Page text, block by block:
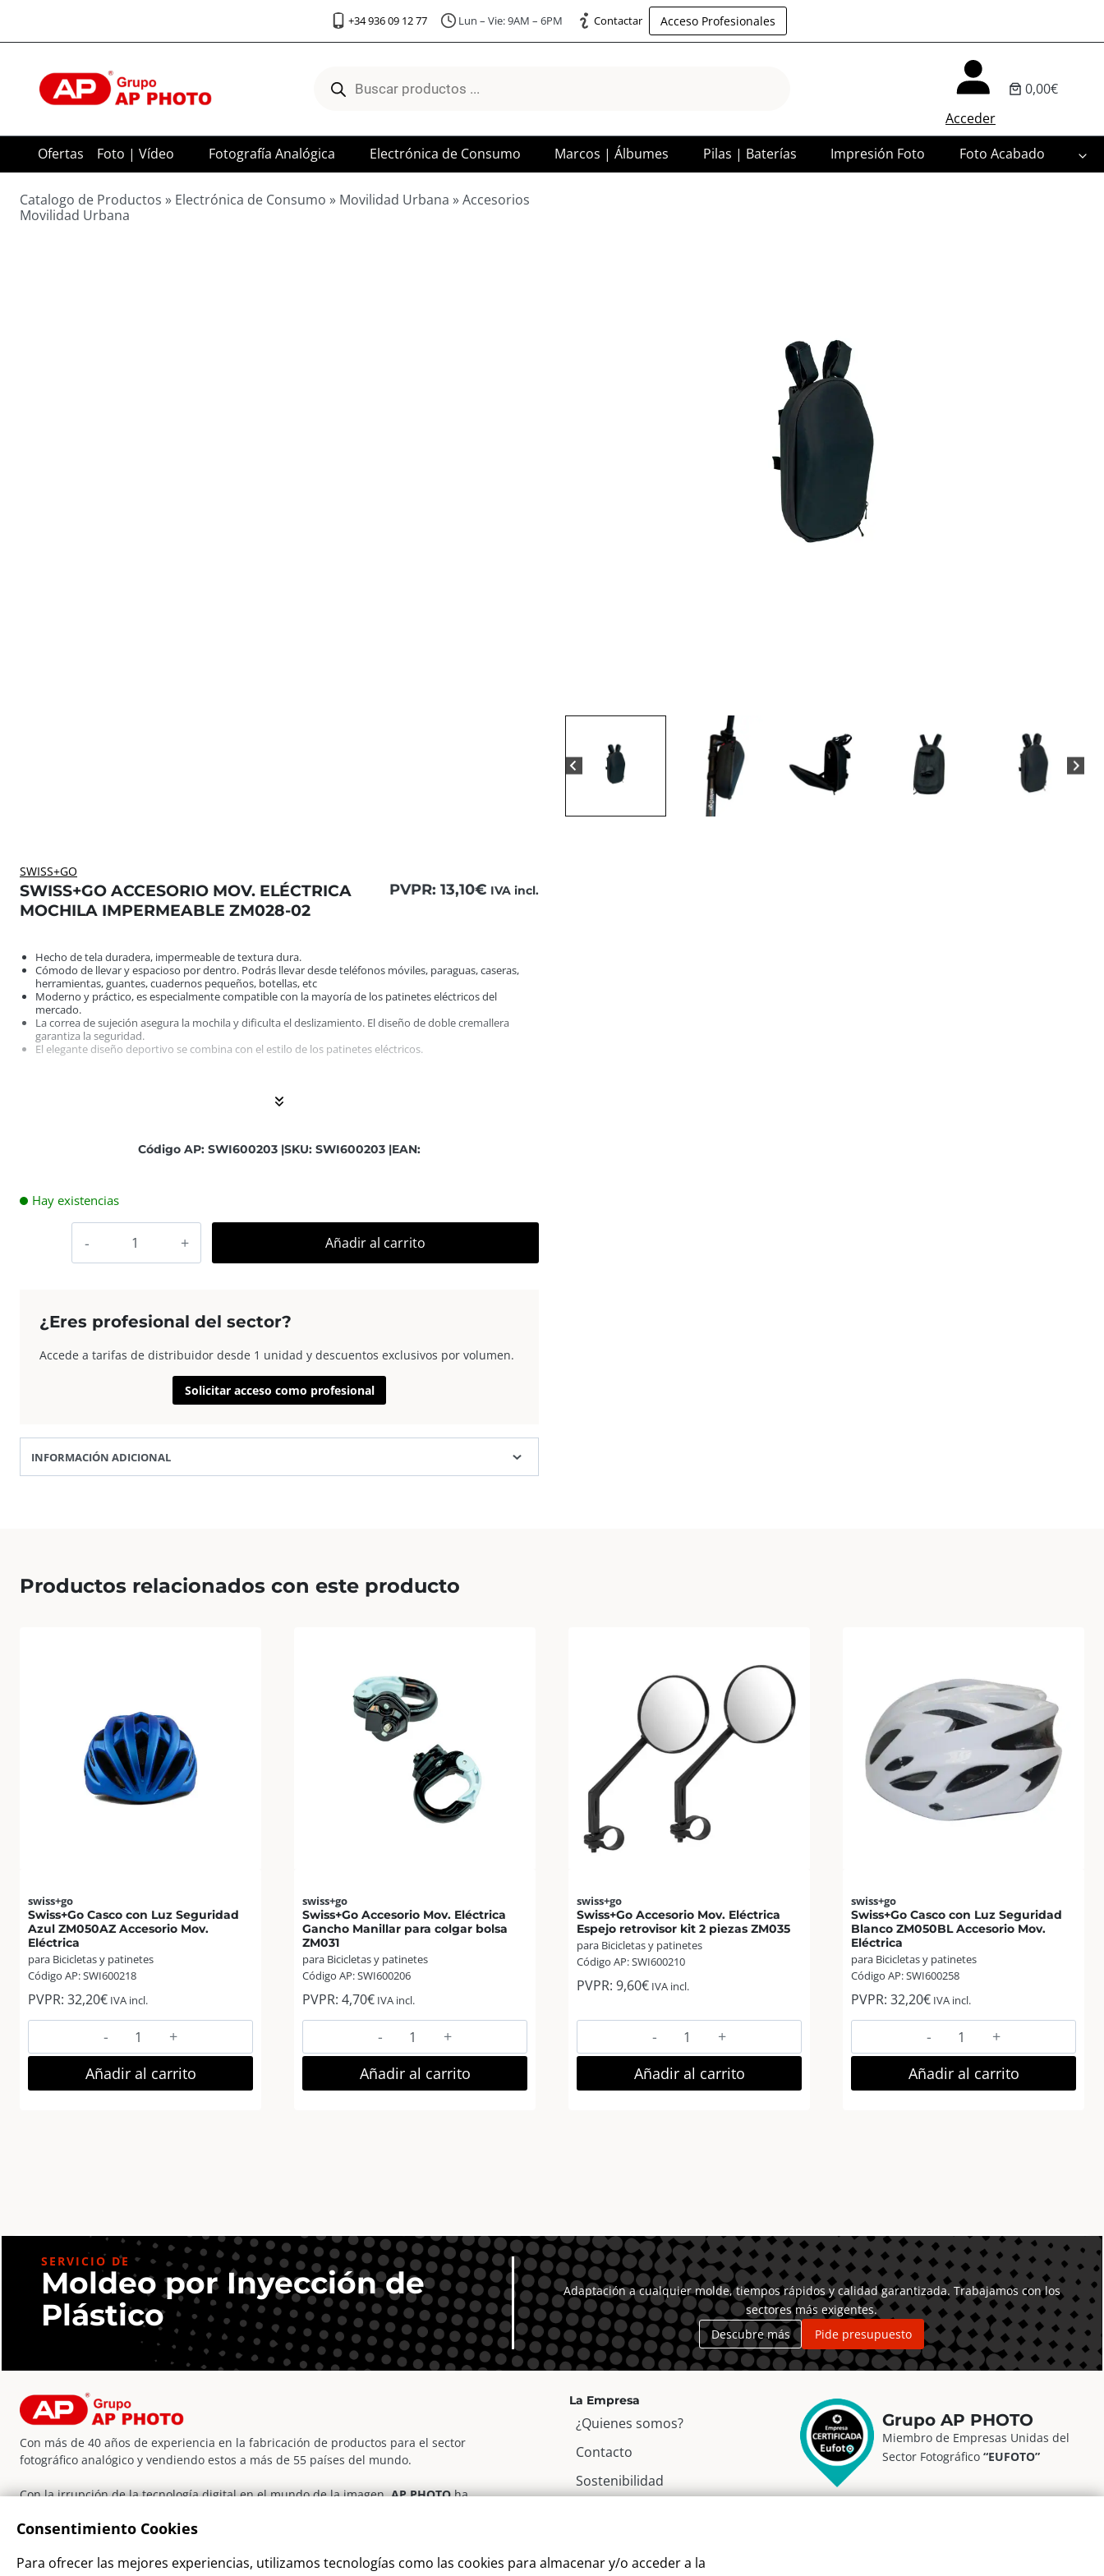
+34 936 09 12 77 Lun – Vie: 9AM – 6PM Contactar Acceso Profesionales
productos
Acceder
0,00€
Ofertas Foto | Vídeo Fotografía Analógica Electrónica de Consumo Marcos | Álbumes Pilas | Baterías Impresión Foto Foto Acabado
Catalogo de Productos » Electrónica de Consumo » Movilidad Urbana »Accesorios
Movilidad Urbana
SWISS+GO
SWISS+GO ACCESORIO MOV. ELÉCTRICA
MOCHILA IMPERMEABLE ZM028-02
PVPR: 13,10€ IVA incl.
Hecho de tela duradera, impermeable de textura dura. Cómodo de llevar y espacioso por dentro. Podrás llevar desde teléfonos móviles, paraguas, caseras, herramientas,
Hecho de tela duradera, impermeable de textura dura.
Cómodo de llevar y espacioso por dentro. Podrás llevar desde teléfonos móviles, paraguas, caseras,
herramientas, guantes, cuadernos pequeños, botellas, etc
Moderno y práctico, es especialmente compatible con la mayoría de los patinetes eléctricos del
mercado.
La correa de sujeción asegura la mochila y dificulta el deslizamiento. El diseño de doble cremallera
garantiza la seguridad.
El elegante diseño deportivo se combina con el estilo de los patinetes eléctricos.
Código AP: SWI600203 |SKU: SWI600203 |EAN:
Hay existencias
Mochila
Impermeable
ZM028-
Añadir al carrito
¿Eres profesional del sector?
Accede a tarifas de distribuidor desde 1 unidad y descuentos exclusivos por volumen.
Solicitar acceso como profesional
INFORMACIÓN ADICIONAL
Productos relacionados con este producto
swiss+go
Swiss+Go Casco con Luz Seguridad
Azul ZM050AZ Accesorio Mov.
Eléctrica
para Bicicletas y patinetes
Código AP: SWI600218
PVPR: 32,20€ IVA incl.
Swiss+Go
Casco
con
Luz
cantidad
Añadir al carrito
swiss+go
Swiss+Go Accesorio Mov. Eléctrica
Gancho Manillar para colgar bolsa
ZM031
para Bicicletas y patinetes
Código AP: SWI600206
PVPR: 4,70€ IVA incl.
Swiss+Go
Accesorio
Mov.
Eléctrica
cantidad
Añadir al carrito
swiss+go
Swiss+Go Accesorio Mov. Eléctrica
Espejo retrovisor kit 2 piezas ZM035
para Bicicletas y patinetes
Código AP: SWI600210
PVPR: 9,60€ IVA incl.
Swiss+Go
Accesorio
Mov.
Eléctrica
cantidad
Añadir al carrito
swiss+go
Swiss+Go Casco con Luz Seguridad
Blanco ZM050BL Accesorio Mov.
Eléctrica
para Bicicletas y patinetes
Código AP: SWI600258
PVPR: 32,20€ IVA incl.
Swiss+Go
Casco
con
Luz
cantidad
Añadir al carrito
SERVICIO DE
Moldeo por Inyección de
Plástico
Adaptación a cualquier molde, tiempos rápidos y calidad garantizada. Trabajamos con los
sectores más exigentes.
Descubre más
Pide presupuesto
Con más de 40 años de experiencia en la fabricación de productos para el sector
fotográfico analógico y vendiendo estos a más de 55 países del mundo.
Con la irrupción de la tecnología digital en el mundo de la imagen,AP PHOTOha
la evolución y crecimiento de sus clientes.
Facebook
Instagram
YouTube
LinkedIn
WordPress
La Empresa
¿Quienes somos?
Contacto
Sostenibilidad
Aviso Legal
Grupo AP PHOTO
Miembro de Empresas Unidas del
Sector Fotográfico “EUFOTO”
Consentimiento Cookies
Para ofrecer las mejores experiencias, utilizamos tecnologías como las cookies para almacenar y/o acceder a la